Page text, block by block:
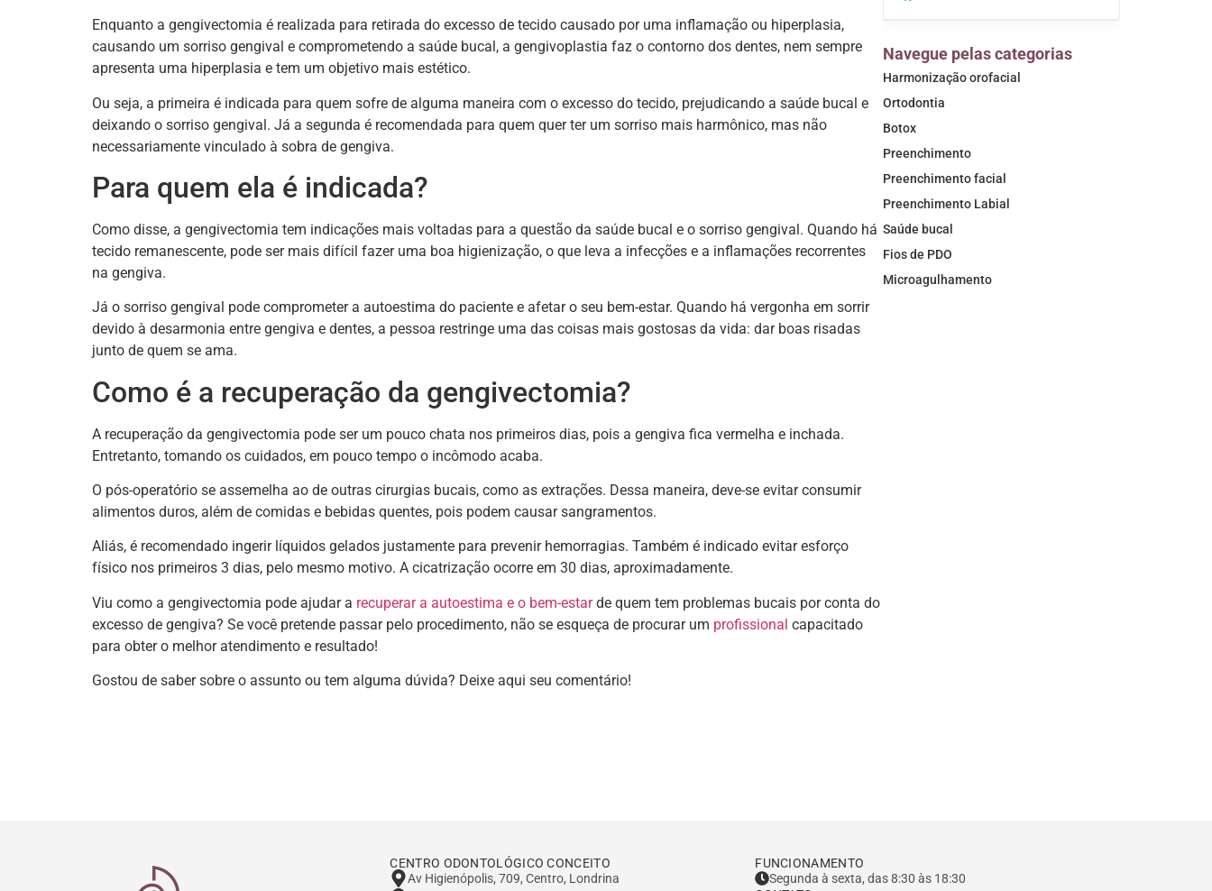
Enquanto a gengivectomia é realizada para retirada do excesso de tecido causado por uma inflamação ou hiperplasia,
causando um sorriso gengival e comprometendo a saúde bucal, a gengivoplastia faz o contorno dos dentes, nem sempre
apresenta uma hiperplasia e tem um objetivo mais estético.
Ou seja, a primeira é indicada para quem sofre de alguma maneira com o excesso do tecido, prejudicando a saúde bucal e
deixando o sorriso gengival. Já a segunda é recomendada para quem quer ter um sorriso mais harmônico, mas não
necessariamente vinculado à sobra de gengiva.
Para quem ela é indicada?
Como disse, a gengivectomia tem indicações mais voltadas para a questão da saúde bucal e o sorriso gengival. Quando há
tecido remanescente, pode ser mais difícil fazer uma boa higienização, o que leva a infecções e a inflamações recorrentes
na gengiva.
Já o sorriso gengival pode comprometer a autoestima do paciente e afetar o seu bem-estar. Quando há vergonha em sorrir
devido à desarmonia entre gengiva e dentes, a pessoa restringe uma das coisas mais gostosas da vida: dar boas risadas
junto de quem se ama.
Como é a recuperação da gengivectomia?
A recuperação da gengivectomia pode ser um pouco chata nos primeiros dias, pois a gengiva fica vermelha e inchada.
Entretanto, tomando os cuidados, em pouco tempo o incômodo acaba.
O pós-operatório se assemelha ao de outras cirurgias bucais, como as extrações. Dessa maneira, deve-se evitar consumir
alimentos duros, além de comidas e bebidas quentes, pois podem causar sangramentos.
Aliás, é recomendado ingerir líquidos gelados justamente para prevenir hemorragias. Também é indicado evitar esforço
físico nos primeiros 3 dias, pelo mesmo motivo. A cicatrização ocorre em 30 dias, aproximadamente.
Viu como a gengivectomia pode ajudar a recuperar a autoestima e o bem-estarde quem tem problemas bucais por conta do
excesso de gengiva? Se você pretende passar pelo procedimento, não se esqueça de procurar um profissional capacitado
para obter o melhor atendimento e resultado!
Gostou de saber sobre o assunto ou tem alguma dúvida? Deixe aqui seu comentário!
Navegue pelas categorias
Harmonização orofacial
Ortodontia
Botox
Preenchimento
Preenchimento facial
Preenchimento Labial
Saúde bucal
Fios de PDO
Microagulhamento
CENTRO ODONTOLÓGICO CONCEITO
Av Higienópolis, 709, Centro, Londrina
FUNCIONAMENTO
Segunda à sexta, das 8:30 às 18:30